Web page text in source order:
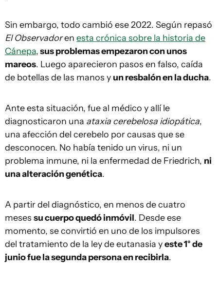
Sin embargo, todo cambió ese 2022. Según repasó
El Observadoren esta crónica sobre la historia de
Cánepa,sus problemas empezaron con unos
mareos. Luego aparecieron pasos en falso, caída
de botellas de las manos y un resbalón en la ducha.
Ante esta situación, fue al médico y allí le
diagnosticaron una ataxia cerebelosa idiopática,
una afección del cerebelo por causas que se
desconocen. No había tenido un virus, ni un
problema inmune, ni la enfermedad de Friedrich, ni
una alteración genética.
A partir del diagnóstico, en menos de cuatro
meses su cuerpo quedó inmóvil. Desde ese
momento, se convirtió en uno de los impulsores
del tratamiento de la ley de eutanasia yeste 1° de
junio fue la segunda persona en recibirla.